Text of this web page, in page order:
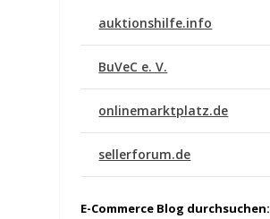
auktionshilfe.info
BuVeC e. V.
onlinemarktplatz.de
sellerforum.de
E-Commerce Blog durchsuchen: